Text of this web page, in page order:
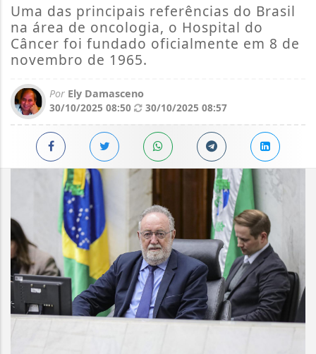
Uma das principais referências do Brasil
na área de oncologia, o Hospital do
Câncer foi fundado oficialmente em 8 de
novembro de 1965.
Por Ely Damasceno
30/10/2025 08:50
30/10/2025 08:57